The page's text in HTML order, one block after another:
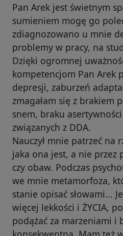
Pan Arek jest świetnym
sumieniem mogę go
zdiagnozowano u mnie
problemy w pracy, na
Dzięki ogromnej
kompetencjom Pan Arek
depresji, zaburzeń
zmagałam się z brakiem
snem, braku
związanych z DDA.
Nauczył mnie patrzeć na
jaka ona jest, a nie przez
czy obaw. Podczas
we mnie metamorfoza,
stanie opisać słowami...
więcej lekkości i ŻYCIA,
podążać za marzeniami i